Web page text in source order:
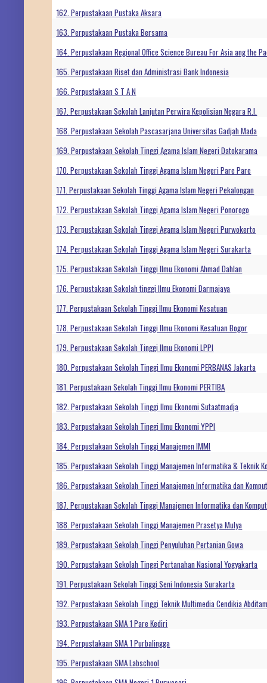
162. Perpustakaan Pustaka Aksara
163. Perpustakaan Pustaka Bersama
164. Perpustakaan Regional Office Science Bureau For Asia ang the
165. Perpustakaan Riset dan Administrasi Bank Indonesia
166. Perpustakaan S T A N
167. Perpustakaan Sekolah Lanjutan Perwira Kepolisian Negara R.I.
168. Perpustakaan Sekolah Pascasarjana Universitas Gadjah Mada
169. Perpustakaan Sekolah Tinggi Agama Islam Negeri Datokarama
170. Perpustakaan Sekolah Tinggi Agama Islam Negeri Pare Pare
171. Perpustakaan Sekolah Tinggi Agama Islam Negeri Pekalongan
172. Perpustakaan Sekolah Tinggi Agama Islam Negeri Ponorogo
173. Perpustakaan Sekolah Tinggi Agama Islam Negeri Purwokerto
174. Perpustakaan Sekolah Tinggi Agama Islam Negeri Surakarta
175. Perpustakaan Sekolah Tinggi Ilmu Ekonomi Ahmad Dahlan
176. Perpustakaan Sekolah tinggi Ilmu Ekonomi Darmajaya
177. Perpustakaan Sekolah Tinggi Ilmu Ekonomi Kesatuan
178. Perpustakaan Sekolah Tinggi Ilmu Ekonomi Kesatuan Bogor
179. Perpustakaan Sekolah Tinggi Ilmu Ekonomi LPPI
180. Perpustakaan Sekolah Tinggi Ilmu Ekonomi PERBANAS Jakarta
181. Perpustakaan Sekolah Tinggi Ilmu Ekonomi PERTIBA
182. Perpustakaan Sekolah Tinggi Ilmu Ekonomi Sutaatmadja
183. Perpustakaan Sekolah Tinggi Ilmu Ekonomi YPPI
184. Perpustakaan Sekolah Tinggi Manajemen IMMI
185. Perpustakaan Sekolah Tinggi Manajemen Informatika & Teknik
186. Perpustakaan Sekolah Tinggi Manajemen Informatika dan
187. Perpustakaan Sekolah Tinggi Manajemen Informatika dan
188. Perpustakaan Sekolah Tinggi Manajemen Prasetya Mulya
189. Perpustakaan Sekolah Tinggi Penyuluhan Pertanian Gowa
190. Perpustakaan Sekolah Tinggi Pertanahan Nasional Yogyakarta
191. Perpustakaan Sekolah Tinggi Seni Indonesia Surakarta
192. Perpustakaan Sekolah Tinggi Teknik Multimedia Cendikia
193. Perpustakaan SMA 1 Pare Kediri
194. Perpustakaan SMA 1 Purbalingga
195. Perpustakaan SMA Labschool